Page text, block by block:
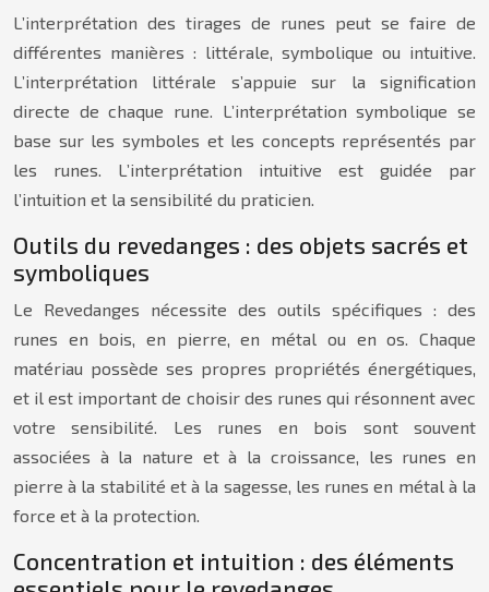
L’interprétation des tirages de runes peut se faire de
différentes manières : littérale, symbolique ou intuitive.
L’interprétation littérale s’appuie sur la signification
directe de chaque rune. L’interprétation symbolique se
base sur les symboles et les concepts représentés par
les runes. L’interprétation intuitive est guidée par
l’intuition et la sensibilité du praticien.
Outils du revedanges : des objets sacrés et
symboliques
Le Revedanges nécessite des outils spécifiques : des
runes en bois, en pierre, en métal ou en os. Chaque
matériau possède ses propres propriétés énergétiques,
et il est important de choisir des runes qui résonnent avec
votre sensibilité. Les runes en bois sont souvent
associées à la nature et à la croissance, les runes en
pierre à la stabilité et à la sagesse, les runes en métal à la
force et à la protection.
Concentration et intuition : des éléments